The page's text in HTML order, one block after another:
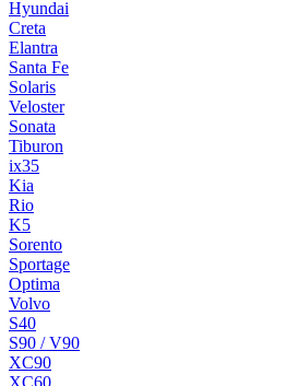
Hyundai
Creta
Elantra
Santa Fe
Solaris
Veloster
Sonata
Tiburon
ix35
Kia
Rio
K5
Sorento
Sportage
Optima
Volvo
S40
S90 / V90
XC90
XC60